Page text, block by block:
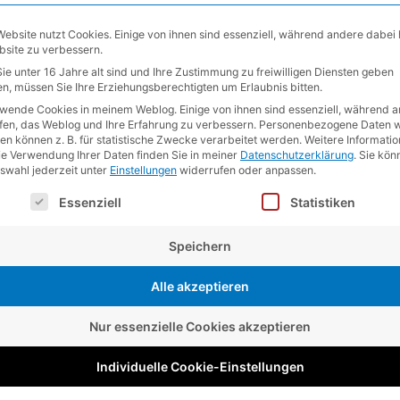
lässt es auch noch durch fremde Blogs kriechen ;-)
markiert
nutzt Cookies. Einige von ihnen sind essenziell, während andere dabei
zu verbessern.
unter 16 Jahre alt sind und Ihre Zustimmung zu freiwilligen Diensten geben
müssen Sie Ihre Erziehungsberechtigten um Erlaubnis bitten.
Cookies in meinem Weblog. Einige von ihnen sind essenziell, während
das Weblog und Ihre Erfahrung zu verbessern. Personenbezogene Daten
können z. B. für statistische Zwecke verarbeitet werden. Weitere
Verwendung Ihrer Daten finden Sie in meiner Datenschutzerklärung. Sie
jederzeit unter Einstellungen widerrufen oder anpassen.
eine Liste der Service-Gruppen, für die eine Einwilligung
Essenziell Statistiken
Speichern
Alle akzeptieren
Nur essenzielle Cookies akzeptieren
Individuelle Cookie-Einstellungen